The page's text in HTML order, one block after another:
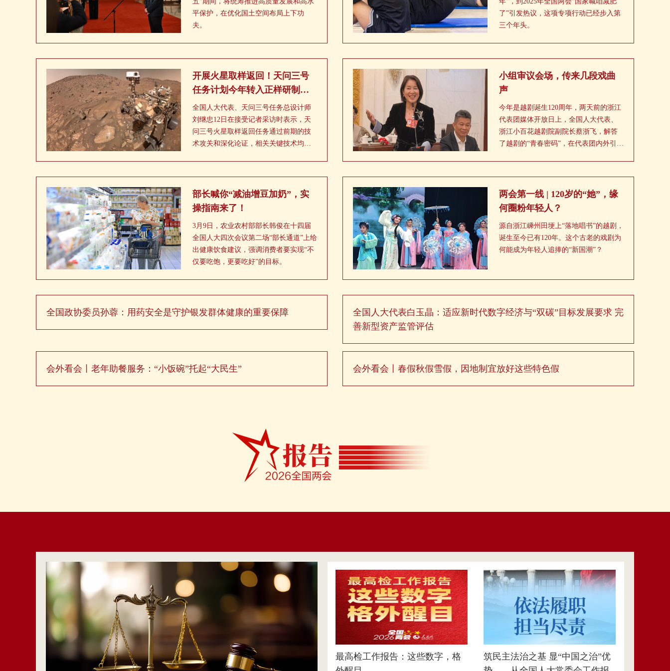
平保护，在优化国土空间布局上下功
夫。
了”引发热议，这项专项行动已经步入第
三个年头。
开展火星取样返回！天问三号
任务计划今年转入正样研制阶
段
全国人大代表、天问三号任务总设计师
刘继忠12日在接受记者采访时表示，天
问三号火星取样返回任务通过前期的技
术攻关和深化论证，相关关键技术均已
各项工作进展顺利。
小组审议会场，传来几段戏曲
声
今年是越剧诞生120周年，两天前的浙江
代表团媒体开放日上，全国人大代表、
浙江小百花越剧院副院长蔡浙飞，解答
了越剧的“青春密码”，在代表团内外引发
部长喊你“减油增豆加奶”，实
操指南来了！
3月9日，农业农村部部长韩俊在十四届
全国人大四次会议第二场“部长通道”上给
出健康饮食建议，强调消费者要实现“不
仅要吃饱，更要吃好”的目标。
两会第一线 | 120岁的“她”，缘
何圈粉年轻人？
源自浙江嵊州田埂上“落地唱书”的越剧，
诞生至今已有120年。这个古老的戏剧为
何能成为年轻人追捧的“新国潮”？
全国政协委员孙蓉：用药安全是守护银发群体健康的重要保障
全国人大代表白玉晶：适应新时代数字经济与“双碳”目标发展要求 完
善新型资产监管评估
会外看会丨老年助餐服务：“小饭碗”托起“大民生” 会外看会丨春假秋假雪假，因地制宜放好这些特色假
最高检工作报告：这些数字，格
筑民主法治之基 显“中国之治”优